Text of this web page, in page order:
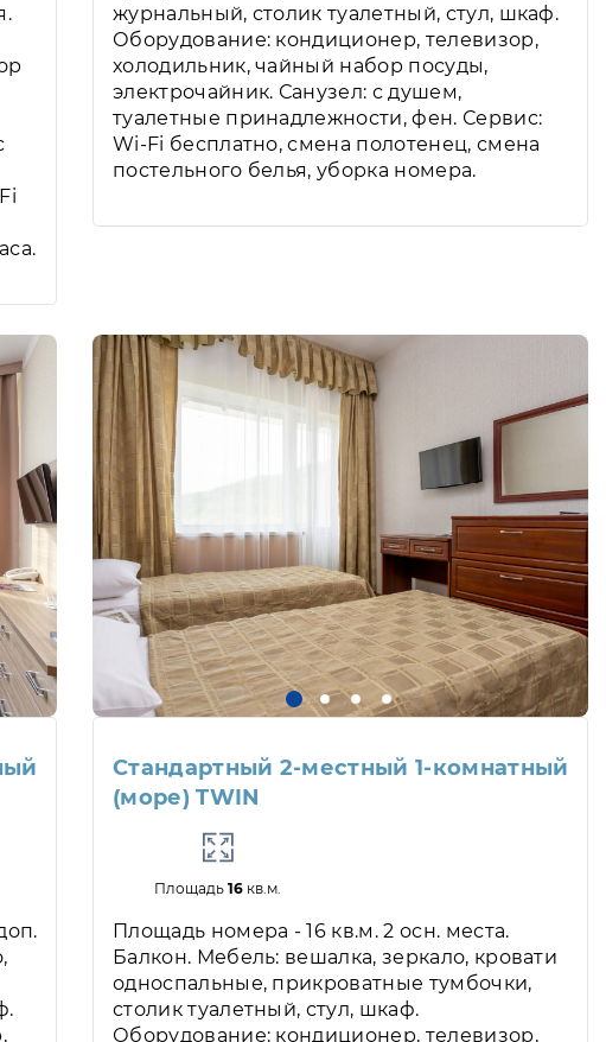
журнальный, столик туалетный, стул, шкаф.
Оборудование: кондиционер, телевизор,
холодильник, чайный набор посуды,
электрочайник. Санузел: с душем,
туалетные принадлежности, фен. Сервис:
Wi-Fi бесплатно, смена полотенец, смена
постельного белья, уборка номера.
Стандартный 2-местный 1-комнатный
(море) TWIN
Площадь16 кв.м.
Площадь номера - 16 кв.м. 2 осн. места.
Балкон. Мебель: вешалка, зеркало, кровати
односпальные, прикроватные тумбочки,
столик туалетный, стул, шкаф.
Оборудование: кондиционер, телевизор,